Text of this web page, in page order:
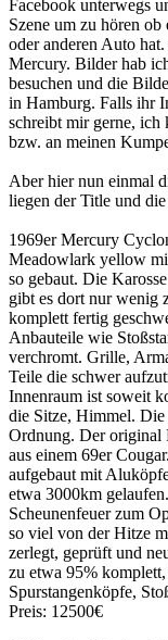
Facebook unterwegs
Szene um zu hören ob
oder anderen Auto
Mercury. Bilder hab
besuchen und die
in Hamburg. Falls ihr
schreibt mir gerne, ich
bzw. an meinen
Aber hier nun einmal
liegen der Title und
1969er Mercury
Meadowlark yellow
so gebaut. Die
gibt es dort nur wenig
komplett fertig
Anbauteile wie
verchromt. Grille,
Teile die schwer
Innenraum ist soweit
die Sitze, Himmel.
Ordnung. Der original
aus einem 69er
aufgebaut mit
etwa 3000km
Scheunenfeuer zum
so viel von der Hitze
zerlegt, geprüft und
zu etwa 95%
Spurstangenköpfe,
Preis: 12500€